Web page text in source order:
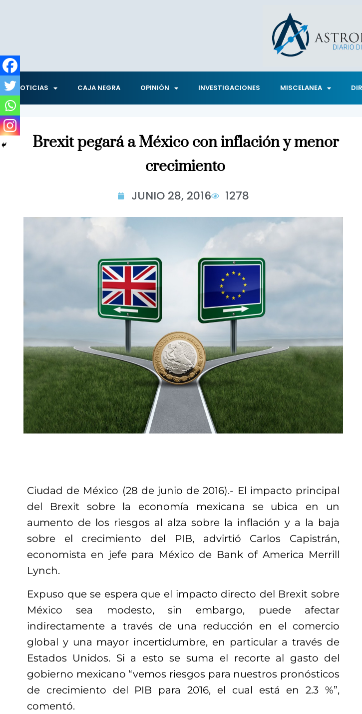
NOTICIAS CAJA NEGRA OPINIÓN INVESTIGACIONES MISCELANEA
Brexit pegará a México con inflación y menor
crecimiento
JUNIO 28, 2016 1278
Ciudad de México (28 de junio de 2016).- El impacto principal
del Brexit sobre la economía mexicana se ubica en un
aumento de los riesgos al alza sobre la inflación y a la baja
sobre el crecimiento del PIB, advirtió Carlos Capistrán,
economista en jefe para México de Bank of America Merrill
Lynch.
Expuso que se espera que el impacto directo del Brexit sobre
México sea modesto, sin embargo, puede afectar
indirectamente a través de una reducción en el comercio
global y una mayor incertidumbre, en particular a través de
Estados Unidos. Si a esto se suma el recorte al gasto del
gobierno mexicano “vemos riesgos para nuestros pronósticos
de crecimiento del PIB para 2016, el cual está en 2.3 %”,
comentó.